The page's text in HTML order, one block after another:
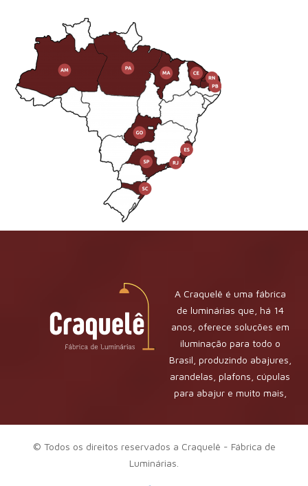
A Craquelê é uma fábrica
de luminárias que, há 14
anos, oferece soluções em
iluminação para todo o
Brasil, produzindo abajures,
arandelas, plafons, cúpulas
para abajur e muito mais,
sofisticação. Além da
fabricação, também
© Todos os direitos reservados a Craquelê - Fábrica de
Luminárias.